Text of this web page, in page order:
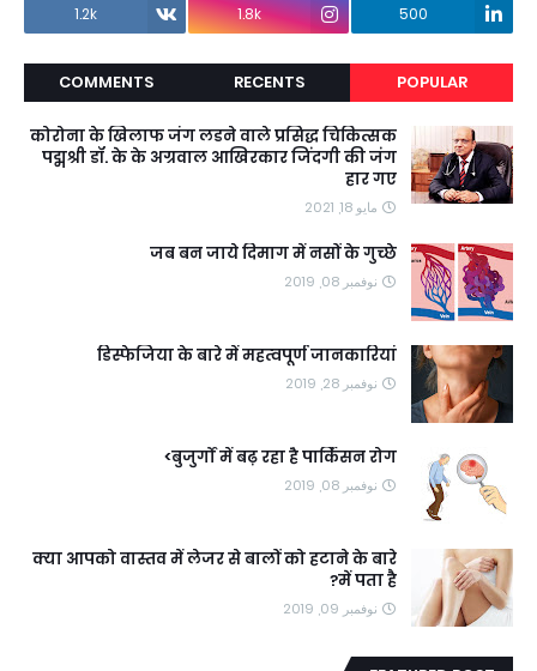
500
1.8k
1.2k
POPULAR
RECENTS
COMMENTS
कोरोना के खिलाफ जंग लडने वाले प्रसिद्ध चिकित्सक
पद्मश्री डॉ. के के अग्रवाल आखिरकार जिंदगी की जंग
हार गए
مايو 18, 2021
जब बन जाये दिमाग में नसों के गुच्छे
نوفمبر 08, 2019
डिस्फेजिया के बारे में महत्वपूर्ण जानकारियां
نوفمبر 28, 2019
बुजुर्गों में बढ़ रहा है पार्किंसन रोग>
نوفمبر 08, 2019
क्या आपको वास्तव में लेजर से बालों को हटाने के बारे
में पता है?
نوفمبر 09, 2019